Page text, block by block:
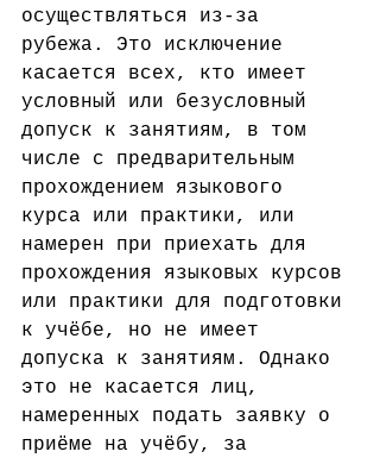
осуществляться из-за
рубежа. Это исключение
касается всех, кто имеет
условный или безусловный
допуск к занятиям, в том
числе с предварительным
прохождением языкового
курса или практики, или
намерен при приехать для
прохождения языковых курсов
или практики для подготовки
к учёбе, но не имеет
допуска к занятиям. Однако
это не касается лиц,
намеренных подать заявку о
приёме на учёбу, за